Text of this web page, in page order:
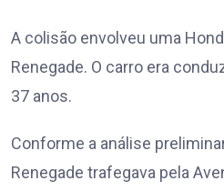
A colisão envolveu uma
Renegade. O carro era
37 anos.
Conforme a análise
Renegade trafegava pela